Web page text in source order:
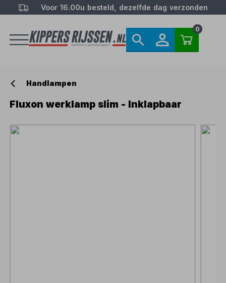
Voor 16.00u besteld, dezelfde dag verzonden
0
Handlampen
Fluxon werklamp slim - Inklapbaar